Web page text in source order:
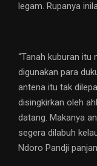
legam. Rupanya
“Tanah kuburan itu
digunakan para
antena itu tak
disingkirkan oleh
datang. Makanya
segera dilabuh
Ndoro Pandji